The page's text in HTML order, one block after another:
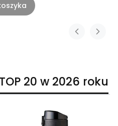
20 w 2026 roku